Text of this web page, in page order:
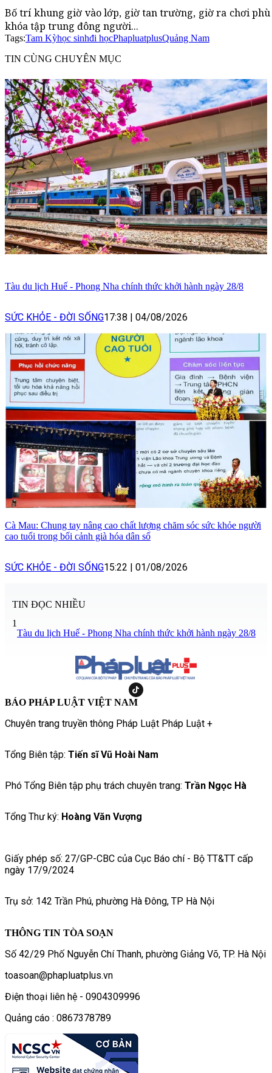
Bố trí khung giờ vào lớp, giờ tan trường, giờ ra chơi phù
khóa tập trung đông người...
Tags:Tam Kỳhọc sinhđi họcPhapluatplusQuảng Nam
TIN CÙNG CHUYÊN MỤC
Tàu du lịch Huế - Phong Nha chính thức khởi hành ngày 28/8
SỨC KHỎE - ĐỜI SỐNG17:38 04/08/2026
Cà Mau: Chung tay nâng cao chất lượng chăm sóc sức khỏe người
cao tuổi trong bối cảnh già hóa dân số
SỨC KHỎE - ĐỜI SỐNG15:22 01/08/2026
TIN ĐỌC NHIỀU
1
Tàu du lịch Huế - Phong Nha chính thức khởi hành ngày 28/8
BÁO PHÁP LUẬT VIỆT NAM
Chuyên trang truyền thông Pháp Luật Pháp Luật +
Tổng Biên tập: Tiến sĩ Vũ Hoài Nam
Phó Tổng Biên tập phụ trách chuyên trang: Trần Ngọc Hà
Tổng Thư ký: Hoàng Văn Vượng
Giấy phép số: 27/GP-CBC của Cục Báo chí - Bộ TT&TT cấp
ngày 17/9/2024
Trụ sở: 142 Trần Phú, phường Hà Đông, TP Hà Nội
THÔNG TIN TÒA SOẠN
Số 42/29 Phố Nguyễn Chí Thanh, phường Giảng Võ, TP. Hà Nội
toasoan@phapluatplus.vn
Điện thoại liên hệ - 0904309996
Quảng cáo : 0867378789